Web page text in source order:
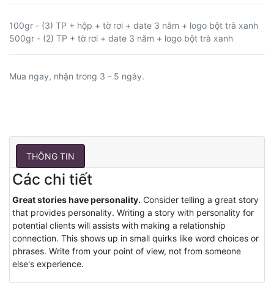
100gr - (3) TP + hộp + tờ rơi + date 3 năm + logo bột trà xanh
500gr - (2) TP + tờ rơi + date 3 năm + logo bột trà xanh
Mua ngay, nhận trong 3 - 5 ngày.
THÔNG TIN
Các chi tiết
Great stories have personality. Consider telling a great story
that provides personality. Writing a story with personality for
potential clients will assists with making a relationship
connection. This shows up in small quirks like word choices or
phrases. Write from your point of view, not from someone
else's experience.